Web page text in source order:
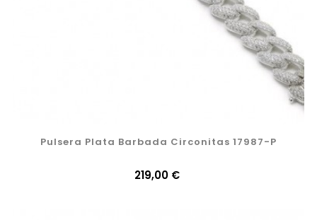
Pulsera Plata Barbada Circonitas 17987-P
Precio
219,00 €